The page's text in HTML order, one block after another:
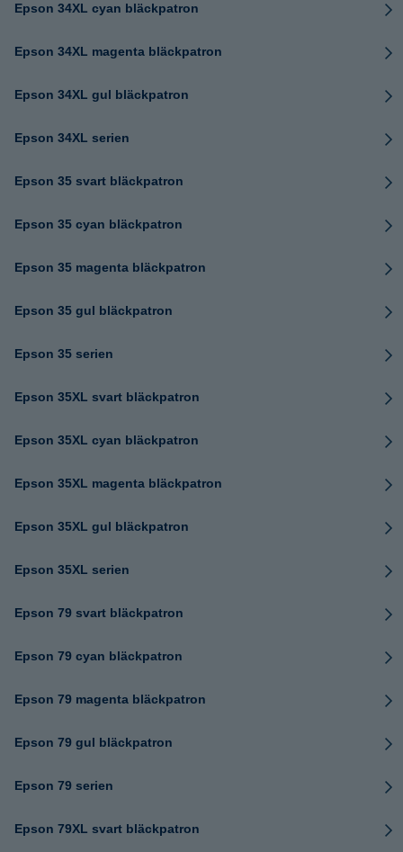
Epson 34XL cyan bläckpatron
Epson 34XL magenta bläckpatron
Epson 34XL gul bläckpatron
Epson 34XL serien
Epson 35 svart bläckpatron
Epson 35 cyan bläckpatron
Epson 35 magenta bläckpatron
Epson 35 gul bläckpatron
Epson 35 serien
Epson 35XL svart bläckpatron
Epson 35XL cyan bläckpatron
Epson 35XL magenta bläckpatron
Epson 35XL gul bläckpatron
Epson 35XL serien
Epson 79 svart bläckpatron
Epson 79 cyan bläckpatron
Epson 79 magenta bläckpatron
Epson 79 gul bläckpatron
Epson 79 serien
Epson 79XL svart bläckpatron